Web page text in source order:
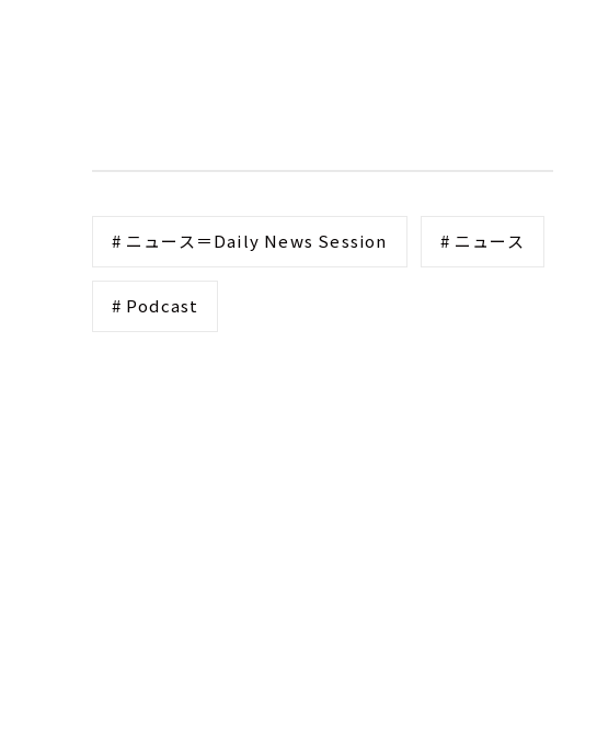
# ニュース＝Daily News Session # ニュース
# Podcast